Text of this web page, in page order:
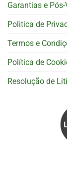
Garantias e Pós-
Politica de
Termos e
Política de
Resolução de